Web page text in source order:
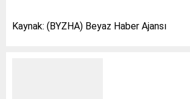
Kaynak: (BYZHA) Beyaz Haber Ajansı